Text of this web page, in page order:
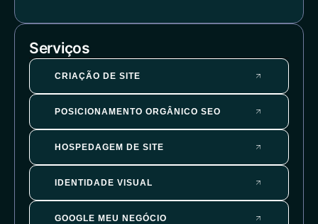
Serviços
CRIAÇÃO DE SITE
POSICIONAMENTO ORGÂNICO SEO
HOSPEDAGEM DE SITE
IDENTIDADE VISUAL
GOOGLE MEU NEGÓCIO